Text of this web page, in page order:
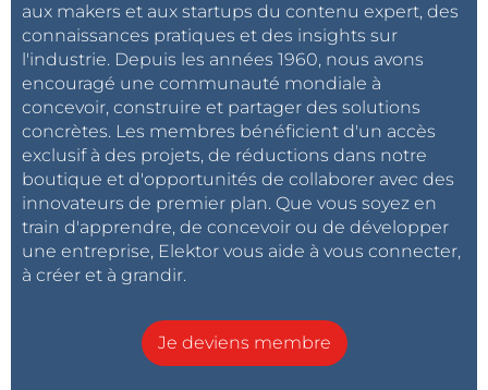
aux makers et aux startups du contenu expert, des
connaissances pratiques et des insights sur
l'industrie. Depuis les années 1960, nous avons
encouragé une communauté mondiale à
concevoir, construire et partager des solutions
concrètes. Les membres bénéficient d'un accès
exclusif à des projets, de réductions dans notre
boutique et d'opportunités de collaborer avec des
innovateurs de premier plan. Que vous soyez en
train d'apprendre, de concevoir ou de développer
une entreprise, Elektor vous aide à vous connecter,
à créer et à grandir.
Je deviens membre